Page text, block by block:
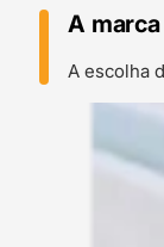
A
A escolha